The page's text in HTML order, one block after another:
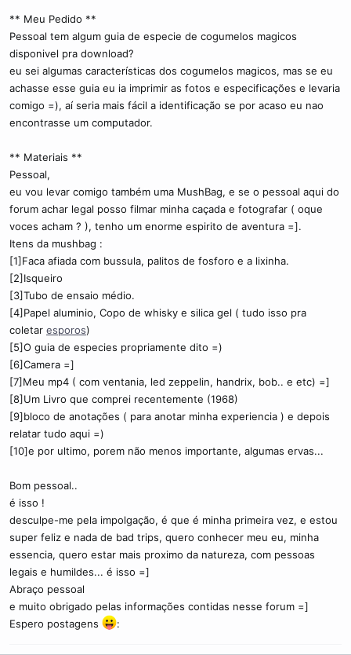
** Meu Pedido **
Pessoal tem algum guia de especie de cogumelos magicos
disponivel pra download?
eu sei algumas características dos cogumelos magicos, mas se eu
achasse esse guia eu ia imprimir as fotos e especificações e levaria
comigo =), aí seria mais fácil a identificação se por acaso eu nao
encontrasse um computador.
** Materiais **
Pessoal,
eu vou levar comigo também uma MushBag, e se o pessoal aqui do
forum achar legal posso filmar minha caçada e fotografar ( oque
voces acham ? ), tenho um enorme espirito de aventura =].
Itens da mushbag :
[1]Faca afiada com bussula, palitos de fosforo e a lixinha.
[2]Isqueiro
[3]Tubo de ensaio médio.
[4]Papel aluminio, Copo de whisky e silica gel ( tudo isso pra
coletar esporos)
[5]O guia de especies propriamente dito =)
[6]Camera =]
[7]Meu mp4 ( com ventania, led zeppelin, handrix, bob.. e etc) =]
[8]Um Livro que comprei recentemente (1968)
[9]bloco de anotações ( para anotar minha experiencia ) e depois
relatar tudo aqui =)
[10]e por ultimo, porem não menos importante, algumas ervas...
Bom pessoal..
é isso !
desculpe-me pela impolgação, é que é minha primeira vez, e estou
super feliz e nada de bad trips, quero conhecer meu eu, minha
essencia, quero estar mais proximo da natureza, com pessoas
legais e humildes... é isso =]
Abraço pessoal
e muito obrigado pelas informações contidas nesse forum =]
Espero postagens
: